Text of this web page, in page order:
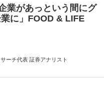
業があっという間にグ
に」FOOD & LIFE
ーチ代表 証券アナリスト